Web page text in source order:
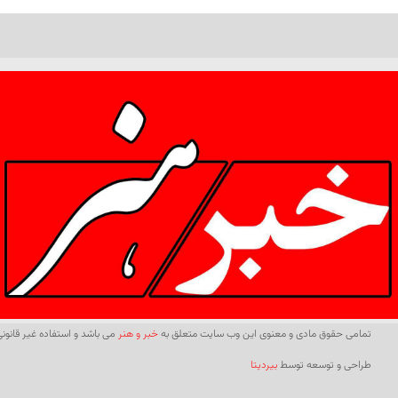
تمامی حقوق مادی و معنوی این وب سایت متعلق بهخبر و هنر می باشد و استفاده غیر
طراحی و توسعه توسطبیردیتا